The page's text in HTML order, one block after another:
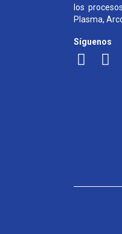
los
Plasma,
Síguenos